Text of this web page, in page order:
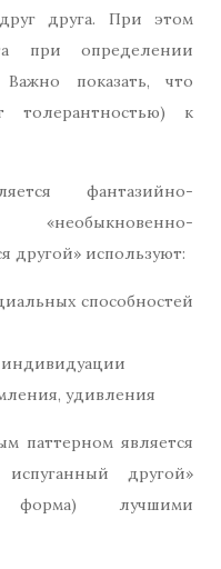
друга. При этом
при определении
Важно показать, что
толерантностью) к
фантазийно-
«необыкновенно-
другой» используют:
способностей
удивления
паттерном является
другой»
форма) лучшими